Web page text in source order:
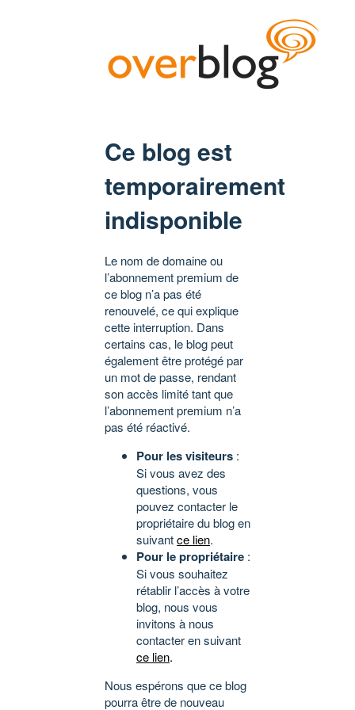
Ce blog est
temporairement
indisponible
Le nom de domaine ou
l’abonnement premium de
ce blog n’a pas été
renouvelé, ce qui explique
cette interruption. Dans
certains cas, le blog peut
également être protégé par
un mot de passe, rendant
son accès limité tant que
l’abonnement premium n’a
pas été réactivé.
Pour les visiteurs :
Si vous avez des
questions, vous
pouvez contacter le
propriétaire du blog en
suivantce lien.
Pour le propriétaire :
Si vous souhaitez
rétablir l’accès à votre
blog, nous vous
invitons à nous
contacter en suivant
ce lien.
Nous espérons que ce blog
pourra être de nouveau